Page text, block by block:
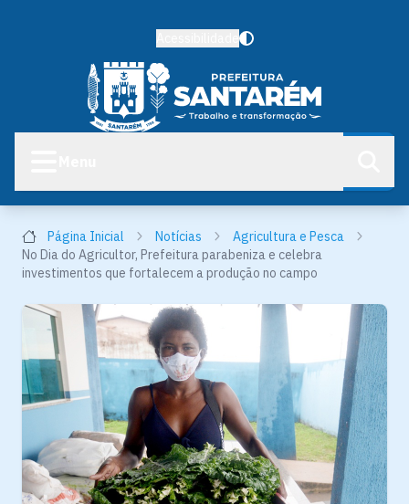
Página Inicial Notícias
Agricultura e Pesca
No Dia do Agricultor, Prefeitura parabeniza e celebra
investimentos que fortalecem a produção no campo